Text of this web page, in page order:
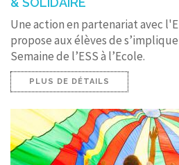
Une action en partenariat avec
propose aux élèves de
Semaine de l’ESS à l’Ecole.
PLUS DE DÉTAILS